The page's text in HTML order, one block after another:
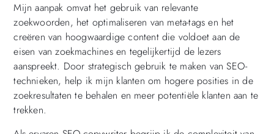
Mijn aanpak omvat het gebruik van relevante
zoekwoorden, het optimaliseren van meta-tags en het
creëren van hoogwaardige content die voldoet aan de
eisen van zoekmachines en tegelijkertijd de lezers
aanspreekt. Door strategisch gebruik te maken van SEO-
technieken, help ik mijn klanten om hogere posities in de
zoekresultaten te behalen en meer potentiële klanten aan te
trekken.